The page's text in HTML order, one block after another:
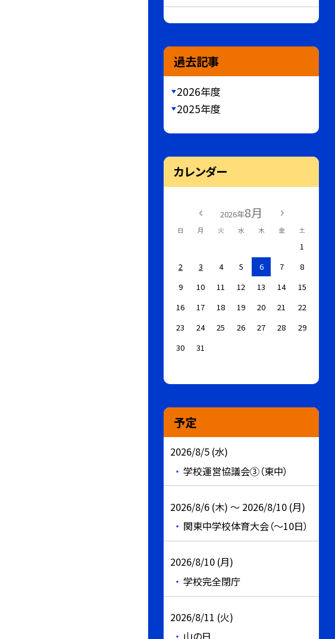
過去記事
2026年度
2025年度
カレンダー
2026年8月
日 月 火 水 木 金 土
1
2
3 4 5 6 7
8
9
10 11 12 13 14
15
16
17 18 19 20 21
22
23
24 25 26 27 28
29
30
31
予定
2026/8/5 (水)
学校運営協議会③（東中）
2026/8/6 (木) ～ 2026/8/10 (月)
関東中学校体育大会（～10日）
2026/8/10 (月)
学校完全閉庁
2026/8/11 (火)